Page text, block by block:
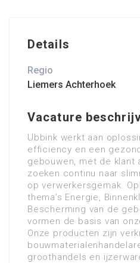
Details
Regio
Liemers Achterhoek
Vacature
Ubbink werkt aan
efficiency en een
gebouwen, met de klant
zoeken continu naar
op verwerkersgemak.
thema’s Energie,
Bescherming van de
vormen de basis van
Onze producten zijn
groothandels en